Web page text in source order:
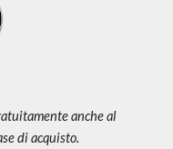
anche al
di acquisto.